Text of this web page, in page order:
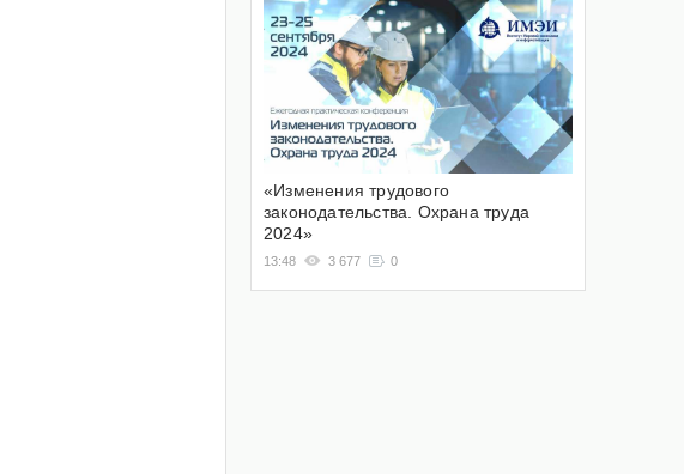
«Изменения трудового
законодательства. Охрана труда
2024»
13:48 3 677 0